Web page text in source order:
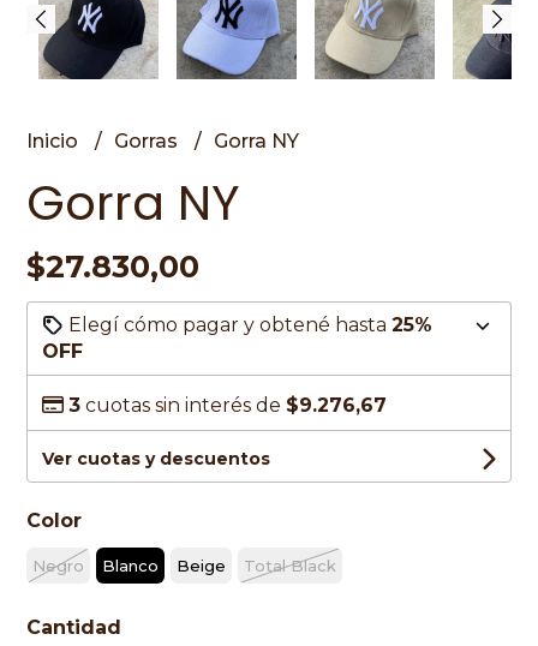
Inicio Gorras Gorra NY
Gorra NY
$27.830,00
Elegí cómo pagar y obtené hasta25%
OFF
3 cuotas sin interés de $9.276,67
Ver cuotas y descuentos
Color
Negro Blanco Beige Total Black
Cantidad